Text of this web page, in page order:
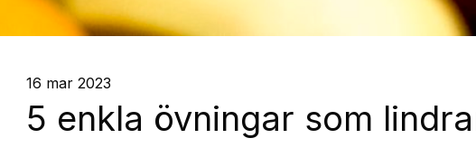
16 mar 2023
5 enkla övningar som